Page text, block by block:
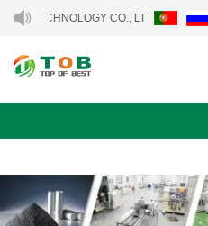
CO., LTD..